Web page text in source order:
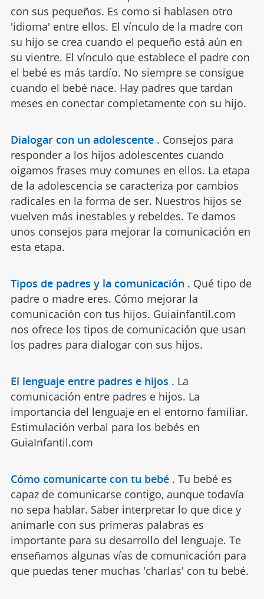
con sus pequeños. Es como si hablasen otro
'idioma' entre ellos. El vínculo de la madre con
su hijo se crea cuando el pequeño está aún en
su vientre. El vínculo que establece el padre con
el bebé es más tardío. No siempre se consigue
cuando el bebé nace. Hay padres que tardan
meses en conectar completamente con su hijo.
Dialogar con un adolescente . Consejos para
responder a los hijos adolescentes cuando
oigamos frases muy comunes en ellos. La etapa
de la adolescencia se caracteriza por cambios
radicales en la forma de ser. Nuestros hijos se
vuelven más inestables y rebeldes. Te damos
unos consejos para mejorar la comunicación en
esta etapa.
Tipos de padres y la comunicación . Qué tipo de
padre o madre eres. Cómo mejorar la
comunicación con tus hijos. Guiainfantil.com
nos ofrece los tipos de comunicación que usan
los padres para dialogar con sus hijos.
El lenguaje entre padres e hijos . La
comunicación entre padres e hijos. La
importancia del lenguaje en el entorno familiar.
Estimulación verbal para los bebés en
GuiaInfantil.com
Cómo comunicarte con tu bebé . Tu bebé es
capaz de comunicarse contigo, aunque todavía
no sepa hablar. Saber interpretar lo que dice y
animarle con sus primeras palabras es
importante para su desarrollo del lenguaje. Te
enseñamos algunas vías de comunicación para
que puedas tener muchas 'charlas' con tu bebé.